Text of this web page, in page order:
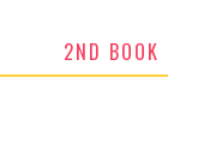
2ND BOOK